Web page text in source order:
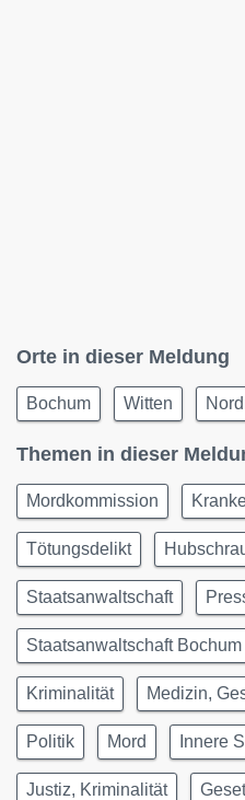
Orte in dieser Meldung
Bochum Witten
Themen in dieser
Mordkommission
Tötungsdelikt
Staatsanwaltschaft
Staatsanwaltschaft Bochum
Kriminalität Medizin,
Politik Mord Innere
Justiz, Kriminalität